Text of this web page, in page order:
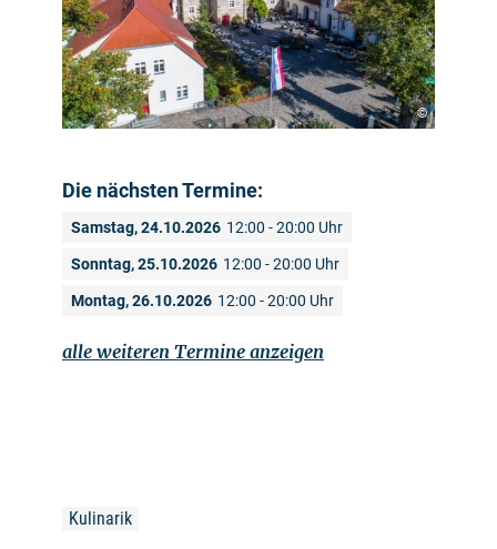
©
Die nächsten Termine:
Samstag, 24.10.2026 12:00 - 20:00 Uhr
Sonntag, 25.10.2026 12:00 - 20:00 Uhr
Montag, 26.10.2026 12:00 - 20:00 Uhr
alle weiteren Termine anzeigen
Kulinarik